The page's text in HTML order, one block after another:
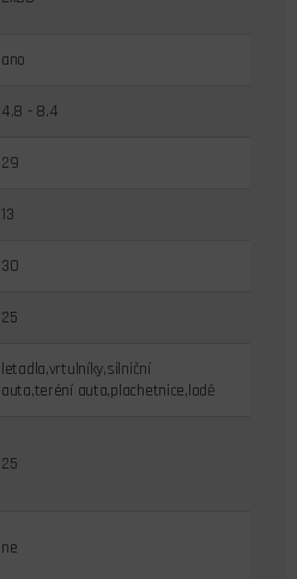
ano
4.8 - 8.4
29
13
30
25
letadla,vrtulníky,silniční
auta,teréní auta,plachetnice,lodě
25
ne